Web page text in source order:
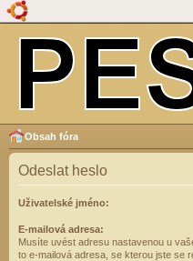
Obsah fóra
Odeslat heslo
Uživatelské jméno:
E-mailová adresa:
Musíte uvést adresu nastavenou u
to e-mailová adresa, se kterou jste se